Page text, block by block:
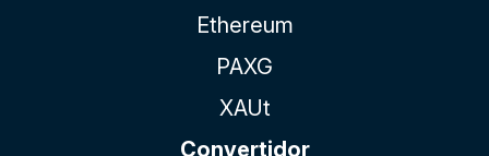
Ethereum
PAXG
XAUt
Convertidor